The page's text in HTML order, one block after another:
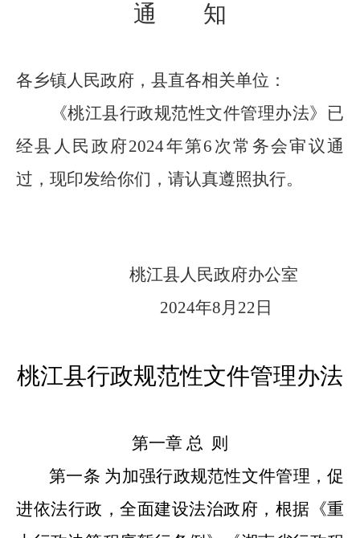
通
知
各乡镇人民政府，县直各相关单位：
《桃江县行政规范性文件管理办法》已
经县人民政府2024年第6 次常务会审议通
过，现印发给你们，请认真遵照执行。
桃江县人民政府办公室
2024年8月 22 日
桃江县行政规范性文件管理办法
第一章 总 则
第一条 为加强行政规范性文件管理，促
进依法行政，全面建设法治政府，根据《重